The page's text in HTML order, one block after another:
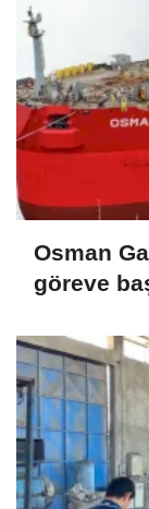
Osman
göreve